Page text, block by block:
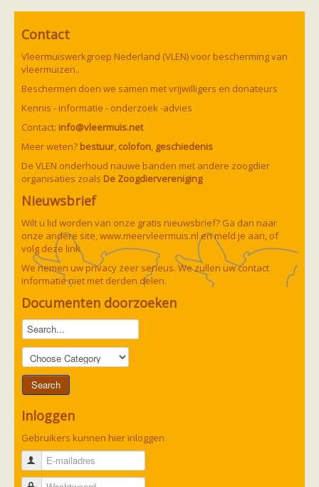
Contact
Vleermuiswerkgroep Nederland (VLEN) voor bescherming van
vleermuizen..
Beschermen doen we samen met vrijwilligers en donateurs
Kennis - informatie - onderzoek -advies
Contact: info@vleermuis.net
Meer weten? bestuur, colofon, geschiedenis
De VLEN onderhoud nauwe banden met andere zoogdier
organisaties zoals De Zoogdiervereniging
Nieuwsbrief
Wilt u lid worden van onze gratis nieuwsbrief? Ga dan naar
onze andere site,www.meervleermuis.nlen meld je aan, of
volg deze link
We nemen uw privacy zeer serieus. We zullen uw contact
informatie niet met derden delen.
Documenten doorzoeken
Inloggen
Gebruikers kunnen hier inloggen
E-mailadres